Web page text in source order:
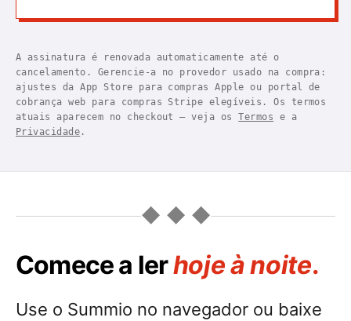
A assinatura é renovada automaticamente até o
cancelamento. Gerencie-a no provedor usado na compra:
ajustes da App Store para compras Apple ou portal de
cobrança web para compras Stripe elegíveis. Os termos
atuais aparecem no checkout — veja osTermos e a
Privacidade .
◆ ◆ ◆
Comece a lerhoje à noite.
Use o Summio no navegador ou baixe